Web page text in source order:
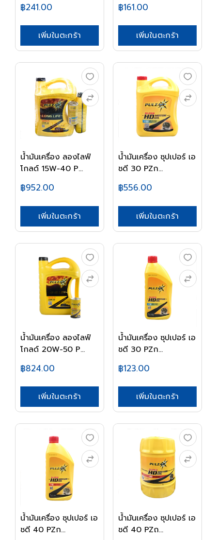
฿241.00
เพิ่มในตะกร้า
฿161.00
เพิ่มในตะกร้า
น้ำมันเครื่อง ลองไลฟ์
โกลด์ 15W-40 P...
฿952.00
เพิ่มในตะกร้า
น้ำมันเครื่อง ซุปเปอร์ เอ
ชดี 30 PZก...
฿556.00
เพิ่มในตะกร้า
น้ำมันเครื่อง ลองไลฟ์
โกลด์ 20W-50 P...
฿824.00
เพิ่มในตะกร้า
น้ำมันเครื่อง ซุปเปอร์ เอ
ชดี 30 PZก...
฿123.00
เพิ่มในตะกร้า
น้ำมันเครื่อง ซุปเปอร์ เอ
ชดี 40 PZก...
น้ำมันเครื่อง ซุปเปอร์ เอ
ชดี 40 PZถ...